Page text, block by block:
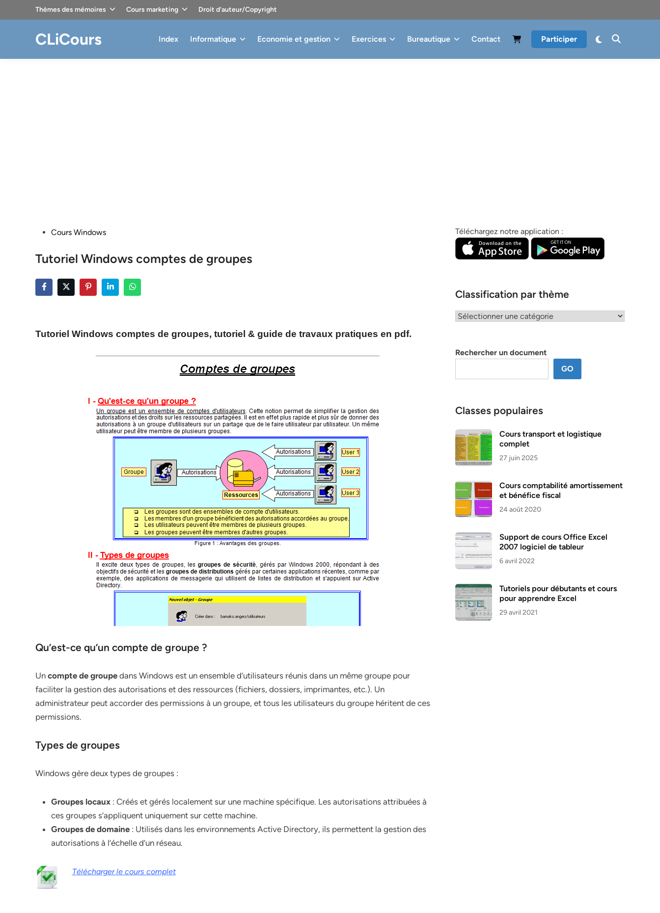
Thèmes des mémoires Cours marketing Droit d’auteur/Copyright
CLiCours Index Informatique Economie et gestion Exercices Bureautique Contact Participer
PostedCours Windows
Tutoriel Windows comptes de groupes
Tutoriel Windows comptes de groupes, tutoriel & guide de travaux pratiques en pdf.
Qu’est-ce qu’un compte de groupe ?
Un compte de groupe dans Windows est un ensemble d’utilisateurs réunis dans un même groupe pour
faciliter la gestion des autorisations et des ressources (fichiers, dossiers, imprimantes, etc.). Un
administrateur peut accorder des permissions à un groupe, et tous les utilisateurs du groupe héritent de ces
permissions.
Types de groupes
Windows gère deux types de groupes :
Groupes locaux : Créés et gérés localement sur une machine spécifique. Les autorisations attribuées à
ces groupes s’appliquent uniquement sur cette machine.
Groupes de domaine : Utilisés dans les environnements Active Directory, ils permettent la gestion des
autorisations à l’échelle d’un réseau.
Télécharger le cours complet
Téléchargez notre application :
Classification par thème
Classification
Rechercher un document
GO
Classes populaires
Cours transport et logistique
complet
27 juin 2025
Cours comptabilité amortissement
et bénéfice fiscal
24 août 2020
Support de cours Office Excel
2007 logiciel de tableur
6 avril 2022
Tutoriels pour débutants et cours
pour apprendre Excel
29 avril 2021